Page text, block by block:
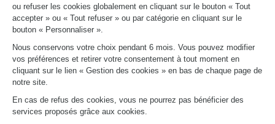
ou refuser les cookies globalement en cliquant sur le bouton « Tout
accepter » ou « Tout refuser » ou par catégorie en cliquant sur le
bouton « Personnaliser ».
Nous conservons votre choix pendant 6 mois. Vous pouvez modifier
vos préférences et retirer votre consentement à tout moment en
cliquant sur le lien « Gestion des cookies » en bas de chaque page de
notre site.
En cas de refus des cookies, vous ne pourrez pas bénéficier des
services proposés grâce aux cookies.
Commerces Bureaux et professions libérales